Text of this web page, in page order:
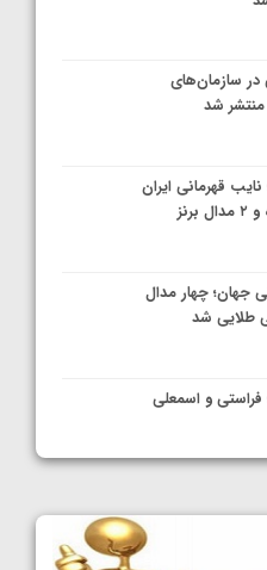
در سازمان‌های
منتشر شد
قهرمانی ایران
جهان؛ چهار مدال
طلایی شد
فراستی و اسمعلی